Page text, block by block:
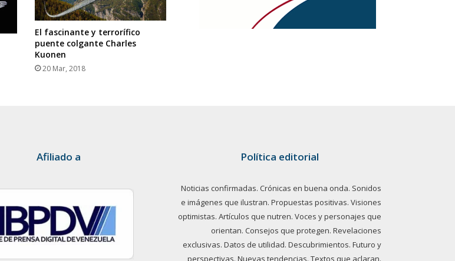
El fascinante y terrorífico
puente colgante Charles
Kuonen
20 Mar, 2018
Afiliado a Política editorial
Noticias confirmadas. Crónicas en buena onda. Sonidos
e imágenes que ilustran. Propuestas positivas. Visiones
optimistas. Artículos que nutren. Voces y personajes que
orientan. Consejos que protegen. Revelaciones
exclusivas. Datos de utilidad. Descubrimientos. Futuro y
perspectivas. Nuevas tendencias. Textos que aclaran.